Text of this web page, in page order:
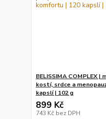
BELISSIMA COMPLEX
kostí, srdce a
kapslí | 102 g
899 Kč
743 Kč bez DPH